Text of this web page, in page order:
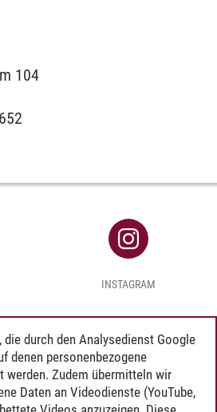
104
INSTAGRAM
durch den Analysedienst Google
denen personenbezogene
werden. Zudem übermitteln wir
Daten an Videodienste (YouTube,